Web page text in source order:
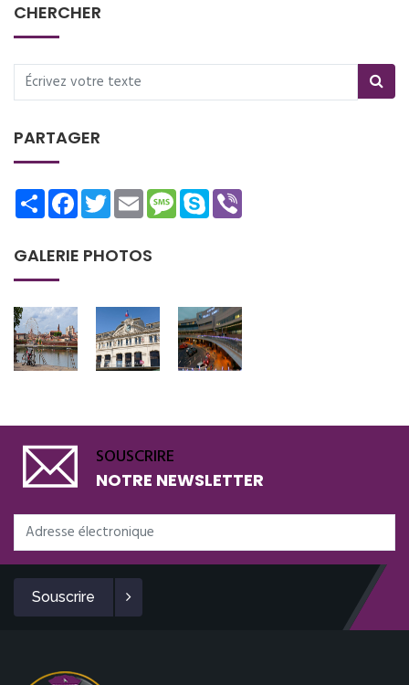
CHERCHER
PARTAGER
ShareFacebookTwitterEmailMessage
Skype
GALERIE PHOTOS
SOUSCRIRE
NOTRE NEWSLETTER
Souscrire